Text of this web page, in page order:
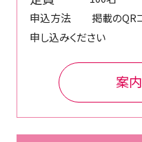
申込方法 掲載のQR
申し込みください
案